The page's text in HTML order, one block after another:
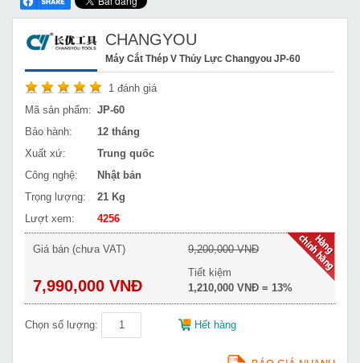
CHANGYOU
Máy Cắt Thép V Thủy Lực Changyou JP-60
1 đánh giá
Mã sản phẩm: JP-60
Bảo hành:
12 tháng
Xuất xứ:
Trung quốc
Công nghệ:
Nhật bản
Trọng lượng:
21 Kg
Lượt xem:
4256
Giá bán (chưa VAT)
7,990,000 VNĐ
9,200,000 VNĐ
Tiết kiệm
1,210,000 VNĐ = 13%
Chọn số lượng: Hết hàng